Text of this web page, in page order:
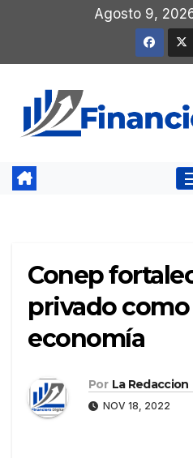
contenido
Agosto 9,
Conep
privado
economía
Por La Redaccion
NOV 18, 2022